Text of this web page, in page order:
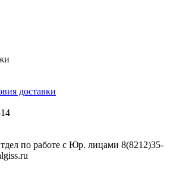
доставки
по работе с Юр. лицами 8(8212)35-